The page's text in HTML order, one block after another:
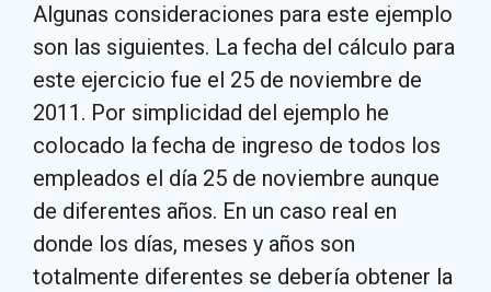
Algunas consideraciones para este ejemplo
son las siguientes. La fecha del cálculo para
este ejercicio fue el 25 de noviembre de
2011. Por simplicidad del ejemplo he
colocado la fecha de ingreso de todos los
empleados el día 25 de noviembre aunque
de diferentes años. En un caso real en
donde los días, meses y años son
totalmente diferentes se debería obtener la